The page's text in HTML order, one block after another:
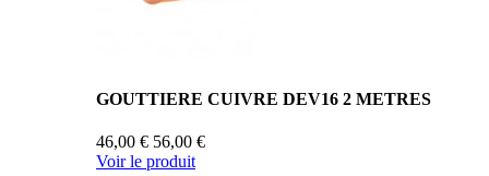
GOUTTIERE CUIVRE DEV16 2 METRES
46,00 € 56,00 €
Voir le produit